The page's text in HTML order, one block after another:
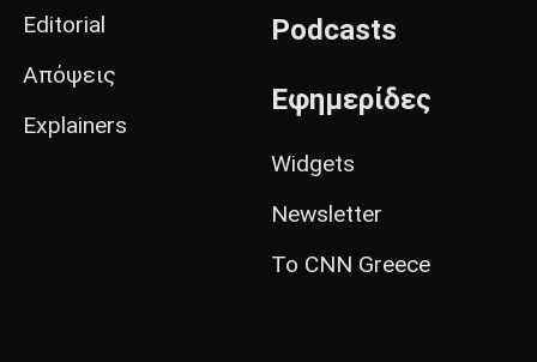
Editorial
Απόψεις
Explainers
Podcasts
Εφημερίδες
Widgets
Newsletter
Το CNN Greece